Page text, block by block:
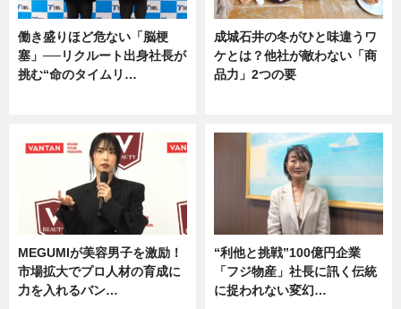
働き盛りほど危ない「脳梗
塞」──リクルート出身社長が
挑む“命のタイムリ…
成城石井の冬がひと味違うワ
ケとは？他社が敵わない「商
品力」2つの要
MEGUMIが美容男子を激励！
市場拡大でプロ人材の育成に
力を入れるバン…
“利他と挑戦”100億円企業
「フジ物産」社長に訊く伝統
に捉われない変幻…